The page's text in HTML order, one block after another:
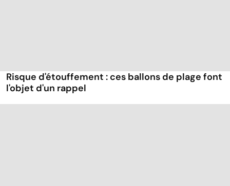
Risque d'étouffement : ces ballons de plage font
l'objet d'un rappel